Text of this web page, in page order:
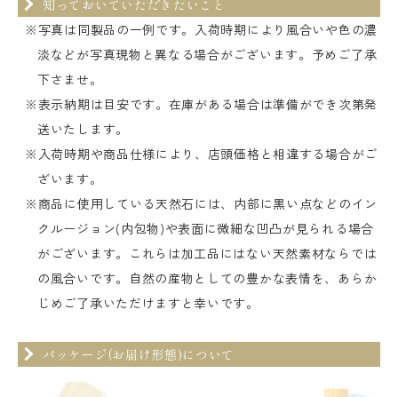
知っておいていただきたいこと
※写真は同製品の一例です。入荷時期により風合いや色の濃
淡などが写真現物と異なる場合がございます。予めご了承
下さませ。
※表示納期は目安です。在庫がある場合は準備ができ次第発
送いたします。
※入荷時期や商品仕様により、店頭価格と相違する場合がご
ざいます。
※商品に使用している天然石には、内部に黒い点などのイン
クルージョン(内包物)や表面に微細な凹凸が見られる場合
がございます。これらは加工品にはない天然素材ならでは
の風合いです。自然の産物としての豊かな表情を、あらか
じめご了承いただけますと幸いです。
パッケージ(お届け形態)について